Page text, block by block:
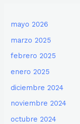
mayo 2026
marzo 2025
febrero 2025
enero 2025
diciembre 2024
noviembre 2024
octubre 2024